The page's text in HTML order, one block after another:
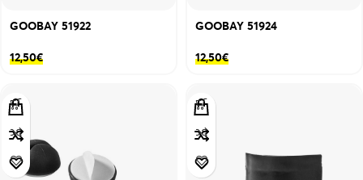
GOOBAY 51922
12,50€
GOOBAY 51924
12,50€